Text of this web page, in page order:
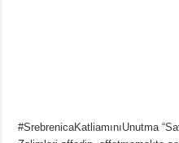
#SrebrenicaKatliamınıUnutma